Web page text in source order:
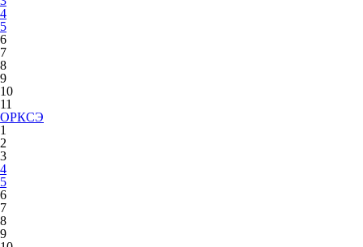
4
5
6
7
8
9
10
11
ОРКСЭ
1
2
3
4
5
6
7
8
9